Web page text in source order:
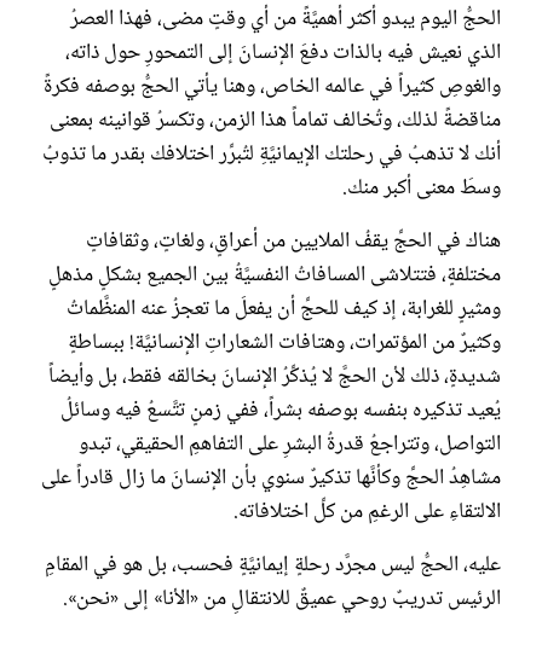
الحجُّ اليوم يبدو أكثر أهميَّةً من أي وقتٍ مضى، فهذا العصرُ
الذي نعيش فيه بالذات دفعَ الإنسانَ إلى التمحورِ حول ذاته،
والغوصِ كثيراً في عالمه الخاص، وهنا يأتي الحجُّ بوصفه فكرةً
مناقضةً لذلك، وتُخالف تماماً هذا الزمن، وتكسرُ قوانينه بمعنى
أنك لا تذهبُ في رحلتك الإيمانيَّةِ لتُبرِّر اختلافك بقدر ما تذوبُ
وسطَ معنى أكبر منك.
هناك في الحجِّ يقفُ الملايين من أعراقٍ، ولغاتٍ، وثقافاتٍ
مختلفةٍ، فتتلاشى المسافاتُ النفسيَّةُ بين الجميع بشكلٍ مذهلٍ
ومثيرٍ للغرابة، إذ كيف للحجِّ أن يفعلَ ما تعجزُ عنه المنظَّماتُ
وكثيرٌ من المؤتمرات، وهتافات الشعاراتِ الإنسانيَّة! ببساطةٍ
شديدةٍ، ذلك لأن الحجَّ لا يُذكِّرُ الإنسانَ بخالقه فقط، بل وأيضاً
يُعيد تذكيره بنفسه بوصفه بشراً، ففي زمنٍ تتَّسعُ فيه وسائلُ
التواصل، وتتراجعُ قدرةُ البشرِ على التفاهمِ الحقيقي، تبدو
مشاهِدُ الحجِّ وكأنَّها تذكيرٌ سنوي بأن الإنسانَ ما زال قادراً على
الالتقاءِ على الرغمِ من كلِّ اختلافاته.
عليه، الحجُّ ليس مجرَّد رحلةٍ إيمانيَّةٍ فحسب، بل هو في المقامِ
الرئيس تدريبٌ روحي عميقٌ للانتقالِ من «الأنا» إلى «نحن».